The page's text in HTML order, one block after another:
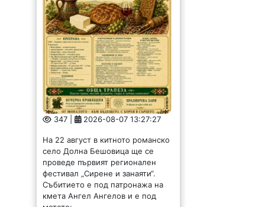
347 | 2026-08-07 13:27:27
На 22 август в китното романско
село Долна Бешовица ще се
проведе първият регионален
фестивал „Сирене и занаяти“.
Събитието е под патронажа на
кмета Ангел Ангелов и е под
мотото:...
Обсъдиха опазването
на околната среда в
Монтанско